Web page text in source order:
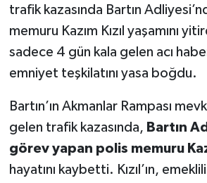
trafik kazasında Bartın
memuru Kazım Kızıl yaşamını
sadece 4 gün kala gelen acı
emniyet teşkilatını yasa boğdu.
Bartın’ın Akmanlar Rampası
gelen trafik kazasında, Bartın
görev yapan polis memuru
hayatını kaybetti. Kızıl’ın,